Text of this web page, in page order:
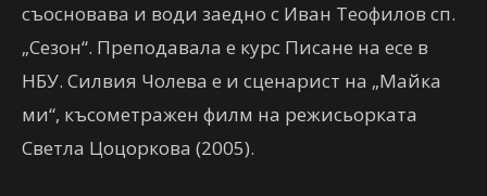
съосновава и води заедно с Иван Теофилов сп.
„Сезон“. Преподавала е курс Писане на есе в
НБУ. Силвия Чолева е и сценарист на „Майка
ми“, късометражен филм на режисьорката
Светла Цоцоркова (2005).